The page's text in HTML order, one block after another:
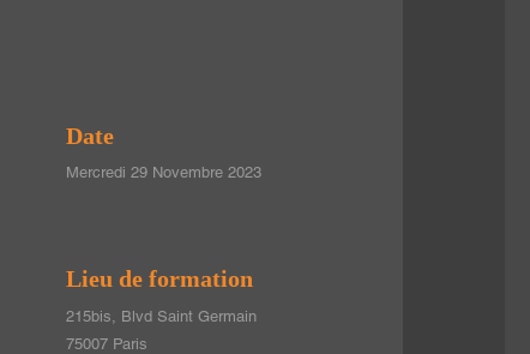
Date
Mercredi 29 Novembre 2023
Lieu de formation
215bis, Blvd Saint Germain
75007 Paris